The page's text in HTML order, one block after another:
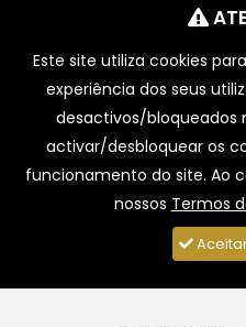
Portes Grátis
BMW Motorrad
Reparador Independente
MARCAR REVISÃO AGORA!
Este site utiliza cookies
experiência dos seus
desactivos/bloqueados
activar/desbloquear os
funcionamento do site. Ao
nossos Termos